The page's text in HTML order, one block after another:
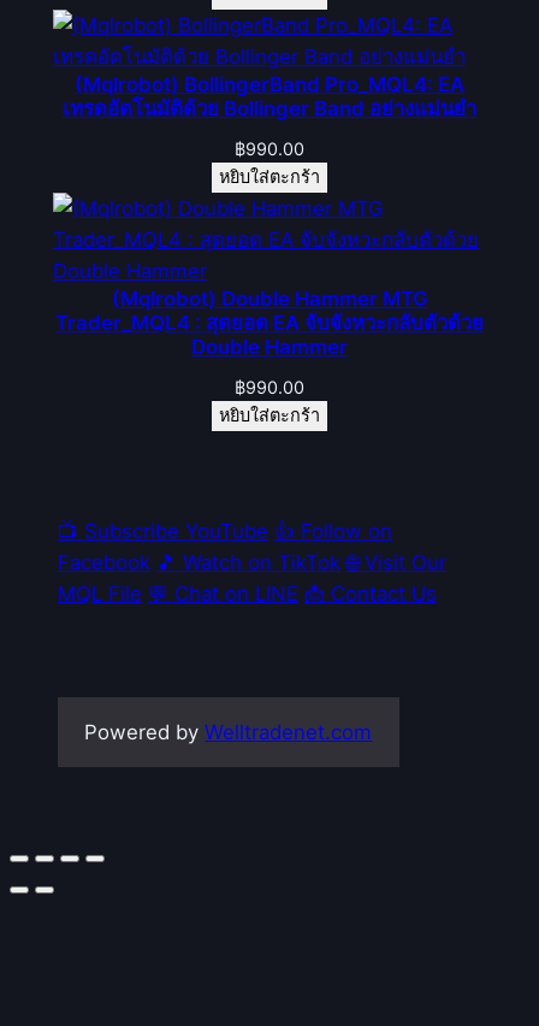
น
(Mqlrobot) BollingerBand Pro_MQL4: EA
เทรดอัตโนมัติด้วย Bollinger Band อย่างแม่นยำ
฿990.00
หยิบใส่ตะกร้า
(Mqlrobot) Double Hammer MTG
Trader_MQL4 : สุดยอด EA จับจังหวะกลับตัวด้วย
Double Hammer
฿990.00
หยิบใส่ตะกร้า
📺 Subscribe YouTube 👍 Follow on
Facebook 🎵 Watch on TikTok 🌐 Visit Our
MQL File 💬 Chat on LINE 📩 Contact Us
Powered byWelltradenet.com